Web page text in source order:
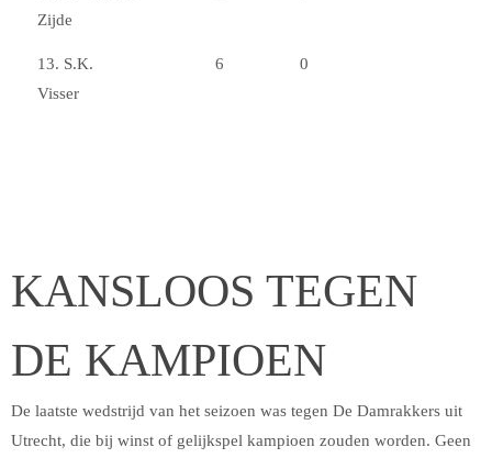
Zijde
13. S.K.
Visser
6 0
KANSLOOS TEGEN
DE KAMPIOEN
De laatste wedstrijd van het seizoen was tegen De Damrakkers uit
Utrecht, die bij winst of gelijkspel kampioen zouden worden. Geen